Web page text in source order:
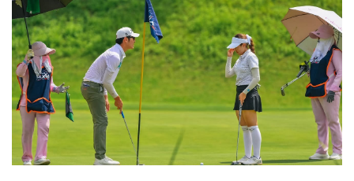
Championship 2025 Presented by ES Construction) ฤดูกาล
ใหม่ประจำปี 2026 เพื่อเฟ้นหา 28 นักกอล์ฟ จาก 7 สนามคัด
เลือก ร่วมออกรอบและท่องเที่ยวสำรวจมหานคร 8 มิติ เมืองฉงชิ่ง
สาธารณรัฐประชาชนจีน ในช่วงปลายปี